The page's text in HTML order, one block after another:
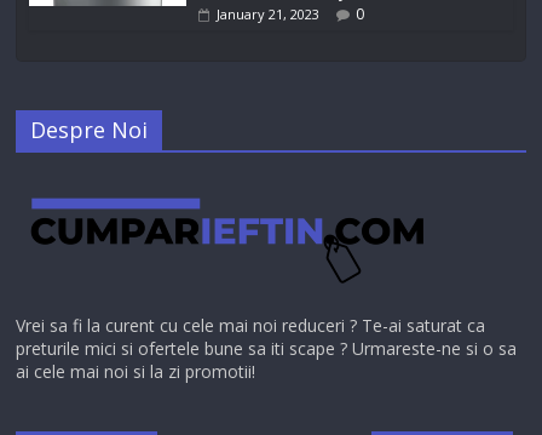
January 21, 2023 0
Despre Noi
Vrei sa fi la curent cu cele mai noi reduceri ? Te-ai saturat ca
preturile mici si ofertele bune sa iti scape ? Urmareste-ne si o sa
ai cele mai noi si la zi promotii!